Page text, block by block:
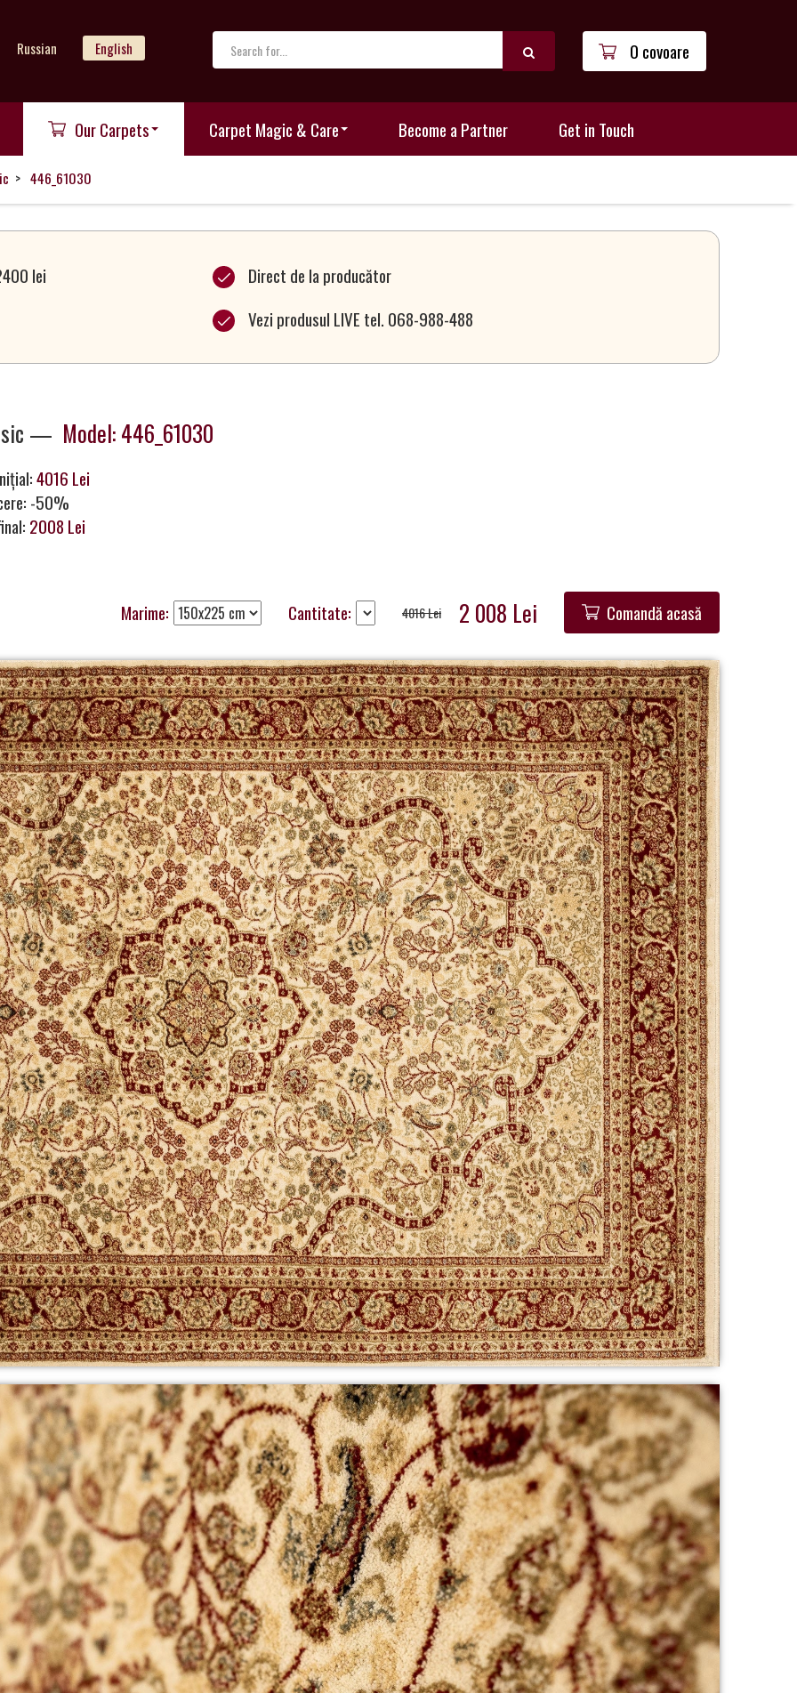
Russian English 0 covoare
Our Carpets Carpet Magic & Care Become a Partner Get in Touch
446_61030
lei
Direct de la producător
Vezi produsul LIVE tel. 068-988-488
— Model: 446_61030
4016 Lei
-50%
2008 Lei
Marime: Cantitate: 4016 Lei 2 008 Lei Comandă acasă